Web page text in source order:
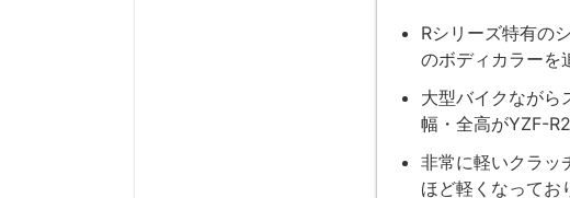
Rシリーズ特有の
のボディカラーを
大型バイクながら
幅・全高がYZF-
非常に軽いクラッ
ほど軽くなってお